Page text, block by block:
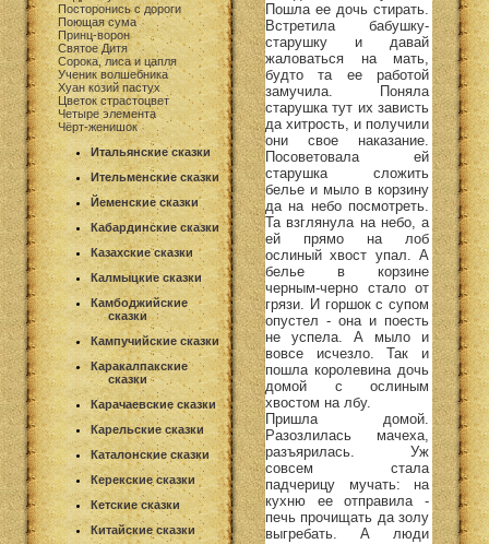
Посторонись с дороги
Поющая сума
Принц-ворон
Святое Дитя
Сорока, лиса и цапля
Ученик волшебника
Хуан козий пастух
Цветок страстоцвет
Четыре элемента
Чёрт-женишок
Итальянские сказки
Ительменские сказки
Йеменские сказки
Кабардинские сказки
Казахские сказки
Калмыцкие сказки
Камбоджийские
сказки
Кампучийские сказки
Каракалпакские
сказки
Карачаевские сказки
Карельские сказки
Каталонские сказки
Керекские сказки
Кетские сказки
Китайские сказки
Пошла ее дочь стирать.
Встретила бабушку-
старушку и давай
жаловаться на мать,
будто та ее работой
замучила. Поняла
старушка тут их зависть
да хитрость, и получили
они свое наказание.
Посоветовала ей
старушка сложить
белье и мыло в корзину
да на небо посмотреть.
Та взглянула на небо, а
ей прямо на лоб
ослиный хвост упал. А
белье в корзине
черным-черно стало от
грязи. И горшок с супом
опустел - она и поесть
не успела. А мыло и
вовсе исчезло. Так и
пошла королевина дочь
домой с ослиным
хвостом на лбу.
Пришла домой.
Разозлилась мачеха,
разъярилась. Уж
совсем стала
падчерицу мучать: на
кухню ее отправила -
печь прочищать да золу
выгребать. А люди